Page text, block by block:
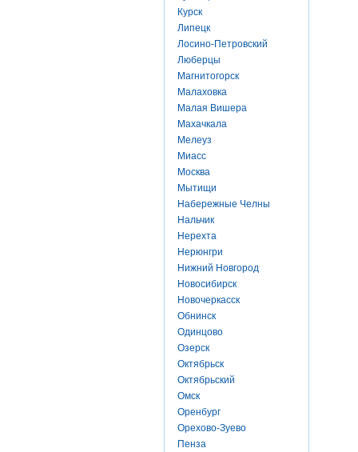
Курск
Липецк
Лосино-Петровский
Люберцы
Магнитогорск
Малаховка
Малая Вишера
Махачкала
Мелеуз
Миасс
Москва
Мытищи
Набережные Челны
Нальчик
Нерехта
Нерюнгри
Нижний Новгород
Новосибирск
Новочеркасск
Обнинск
Одинцово
Озерск
Октябрьск
Октябрьский
Омск
Оренбург
Орехово-Зуево
Пенза